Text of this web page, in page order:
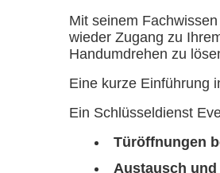
Mit seinem
wieder Zugang zu
Handumdrehen zu
Eine kurze Einführung
Ein Schlüsseldienst
Türöffnungen
Austausch